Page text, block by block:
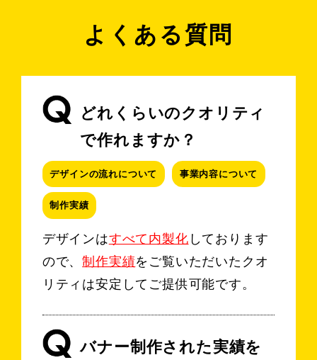
よくある質問
どれくらいのクオリティ
で作れますか？
デザインの流れについて 事業内容について
制作実績
デザインはすべて内製化 しております
ので、制作実績をご覧いただいたクオ
リティは安定してご提供可能です。
バナー制作された実績を